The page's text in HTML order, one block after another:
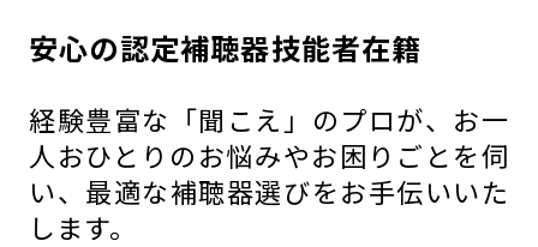
安心の認定補聴器技能者在籍
経験豊富な「聞こえ」のプロが、お一
人おひとりのお悩みやお困りごとを伺
い、最適な補聴器選びをお手伝いいた
します。